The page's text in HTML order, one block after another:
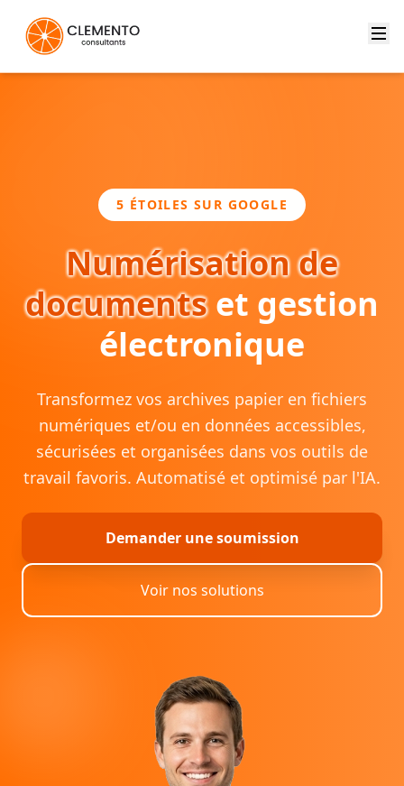
5 ÉTOILES SUR GOOGLE
Numérisation de
documentset gestion
électronique
Transformez vos archives papier en fichiers
numériques et/ou en données accessibles,
sécurisées et organisées dans vos outils de
travail favoris. Automatisé et optimisé par l'IA.
Demander une soumission
Voir nos solutions